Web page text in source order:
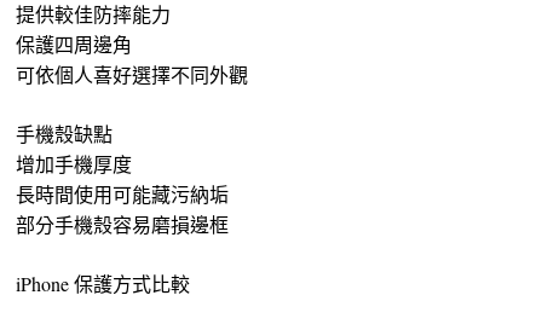
提供較佳防摔能力
保護四周邊角
可依個人喜好選擇不同外觀
手機殼缺點
增加手機厚度
長時間使用可能藏污納垢
部分手機殼容易磨損邊框
iPhone 保護方式比較